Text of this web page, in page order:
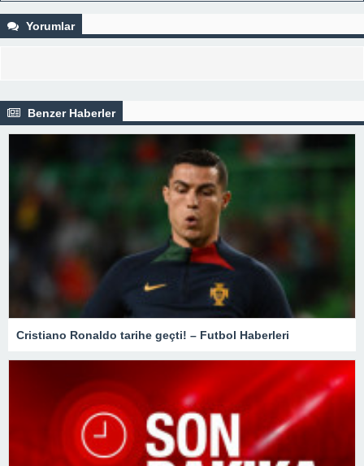
Yorumlar
Benzer Haberler
Cristiano Ronaldo tarihe geçti! – Futbol Haberleri